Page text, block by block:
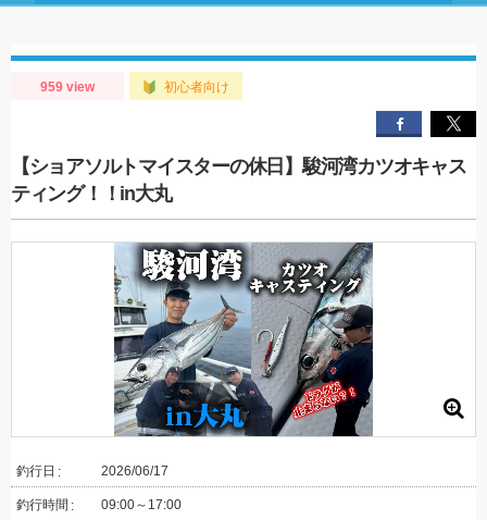
959 view 初心者向け
【ショアソルトマイスターの休日】駿河湾カツオキャス
ティング！！in大丸
釣行日 2026/06/17
釣行時間 09:00～17:00